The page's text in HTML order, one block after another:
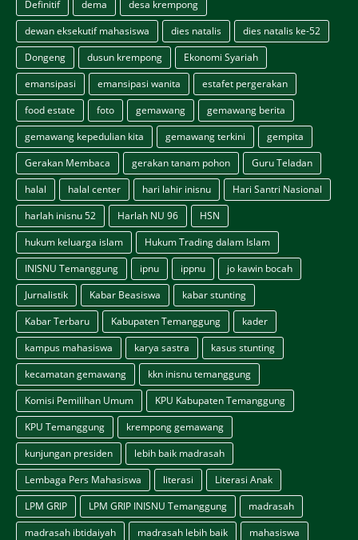
Definitif
dema
desa krempong
dewan eksekutif mahasiswa
dies natalis
dies natalis ke-52
Dongeng
dusun krempong
Ekonomi Syariah
emansipasi
emansipasi wanita
estafet pergerakan
food estate
foto gemawang
gemawang berita
gemawang kepedulian kita
gemawang terkini
gempita
Gerakan Membaca
gerakan tanam pohon
Guru Teladan
halal
halal center hari lahir inisnu
Hari Santri Nasional
harlah inisnu 52
Harlah NU 96
HSN
hukum keluarga islam
Hukum Trading dalam Islam
INISNU Temanggung
ipnu ippnu
jo kawin bocah
Jurnalistik
Kabar Beasiswa
kabar stunting
Kabar Terbaru
Kabupaten Temanggung
kader
kampus mahasiswa
karya sastra
kasus stunting
kecamatan gemawang
kkn inisnu temanggung
Komisi Pemilihan Umum
KPU Kabupaten Temanggung
KPU Temanggung
krempong gemawang
kunjungan presiden
lebih baik madrasah
Lembaga Pers Mahasiswa
literasi
Literasi Anak
LPM GRIP
LPM GRIP INISNU Temanggung
madrasah
madrasah ibtidaiyah
madrasah lebih baik
mahasiswa